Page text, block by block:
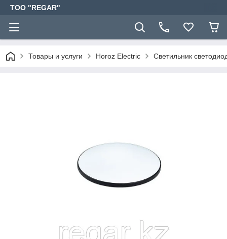
TOO "REGAR"
Товары и услуги Horoz Electric Светильник